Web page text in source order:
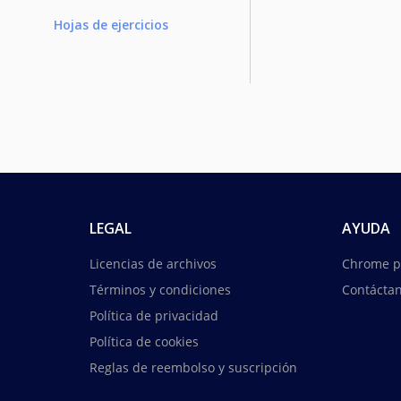
Hojas de ejercicios
LEGAL
Licencias de archivos
Términos y condiciones
Política de privacidad
Política de cookies
Reglas de reembolso y suscripción
AYUDA
Chrome